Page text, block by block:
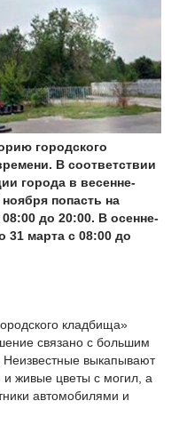
городского
В соответствии
города в весенне-
попасть на
до 20:00. В осенне-
31 марта с 08:00 до
кладбища»
связано с большим
Неизвестные выкапывают
и живые цветы с могил, а
автомобилями и